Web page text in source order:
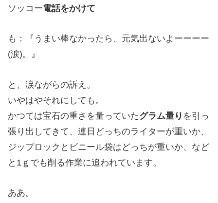
ソッコー電話をかけて
も：『うまい棒なかったら、元気出ないよーーーー
(涙)。』
と、涙ながらの訴え。
いやはやそれにしても。
かつては宝石の重さを量っていたグラム量り を引っ
張り出してきて、連日どっちのライターが重いか、
ジップロックとビニール袋はどっちが重いか、など
と1ｇでも削る作業に追われています。
ああ。